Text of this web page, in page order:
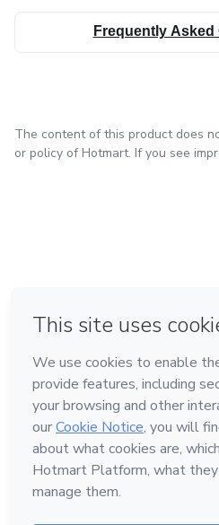
Frequently Asked
The content of this product does
or policy of Hotmart. If you see
Made with❤ in Belo Horizonte
Learn about Hotmart
Language
English